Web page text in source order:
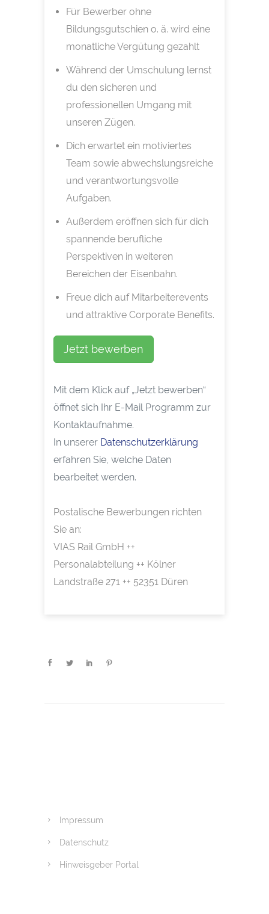
Für Bewerber ohne
Bildungsgutschien o. ä. wird eine
monatliche Vergütung gezahlt
Während der Umschulung lernst
du den sicheren und
professionellen Umgang mit
unseren Zügen.
Dich erwartet ein motiviertes
Team sowie abwechslungsreiche
und verantwortungsvolle
Aufgaben.
Außerdem eröffnen sich für dich
spannende berufliche
Perspektiven in weiteren
Bereichen der Eisenbahn.
Freue dich auf Mitarbeiterevents
und attraktive Corporate Benefits.
Jetzt bewerben
Mit dem Klick auf „Jetzt bewerben“
öffnet sich Ihr E-Mail Programm zur
Kontaktaufnahme.
In unserer Datenschutzerklärung
erfahren Sie, welche Daten
bearbeitet werden.
Postalische Bewerbungen richten
Sie an:
VIAS Rail GmbH ++
Personalabteilung ++ Kölner
Landstraße 271 ++ 52351 Düren
Impressum
Datenschutz
Hinweisgeber Portal